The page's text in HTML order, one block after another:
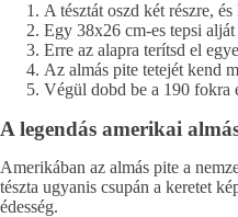
A tésztát oszd két részre,
Egy 38x26 cm-es tepsi
Erre az alapra terítsd el
Az almás pite tetejét kend
Végül dobd be a 190 fokra
A legendás amerikai
Amerikában az almás pite a
tészta ugyanis csupán a keretet
édesség.